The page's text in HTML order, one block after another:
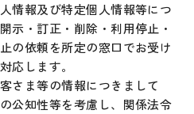
情報及び特定個人情報等につ
示・訂正・削除・利用停止・
の依頼を所定の窓口でお受け
応します。
さま等の情報につきまして
公知性等を考慮し、関係法令